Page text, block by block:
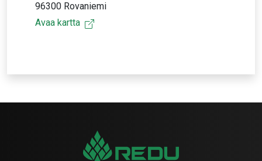
96300 Rovaniemi
Avaa kartta